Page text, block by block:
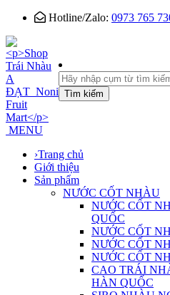
Hotline/Zalo: 0973 765
Tìm kiếm
MENU
›Trang chủ
Giới thiệu
Sản phẩm
NƯỚC CỐT NHÀU
NƯỚC CỐT
QUỐC
NƯỚC CỐT
NƯỚC CỐT
NƯỚC CỐT
CAO TRÁI
HÀN QUỐC